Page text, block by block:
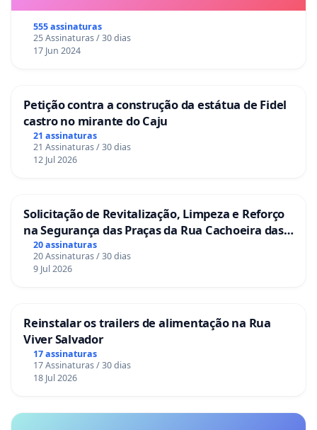
555 assinaturas
25 Assinaturas / 30 dias
17 Jun 2024
Petição contra a construção da estátua de Fidel
castro no mirante do Caju
21 assinaturas
21 Assinaturas / 30 dias
12 Jul 2026
Solicitação de Revitalização, Limpeza e Reforço
na Segurança das Praças da Rua Cachoeira das
Sete Ilhas
20 assinaturas
20 Assinaturas / 30 dias
9 Jul 2026
Reinstalar os trailers de alimentação na Rua
Viver Salvador
17 assinaturas
17 Assinaturas / 30 dias
18 Jul 2026